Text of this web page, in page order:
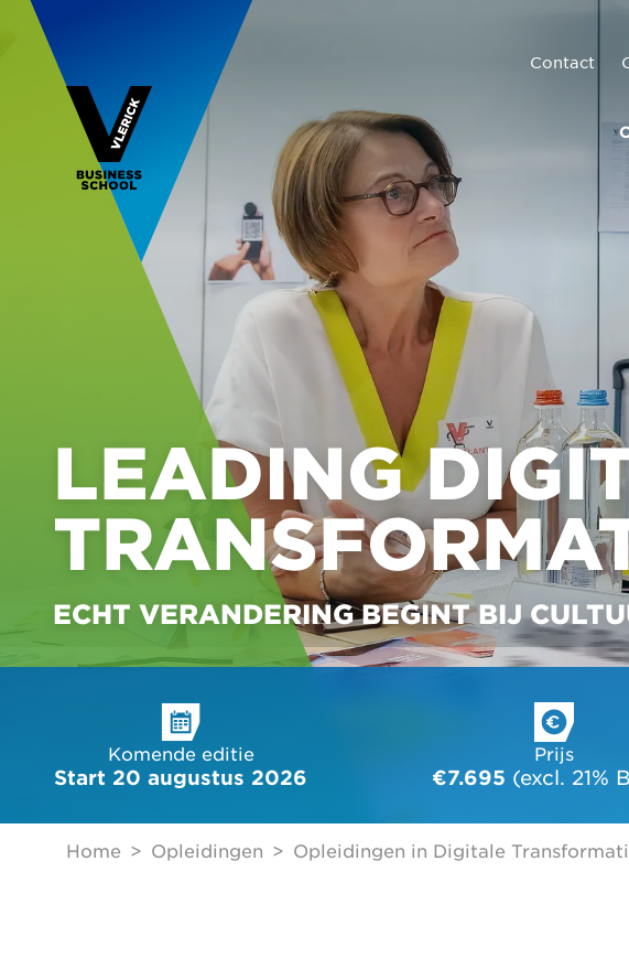
Contact
LEADING
ECHT VERANDERING BEGINT BIJ
Komende editie
Start 20 augustus 2026
Prijs
€7.695 (excl. 21%
Home Opleidingen Opleidingen in Digitale